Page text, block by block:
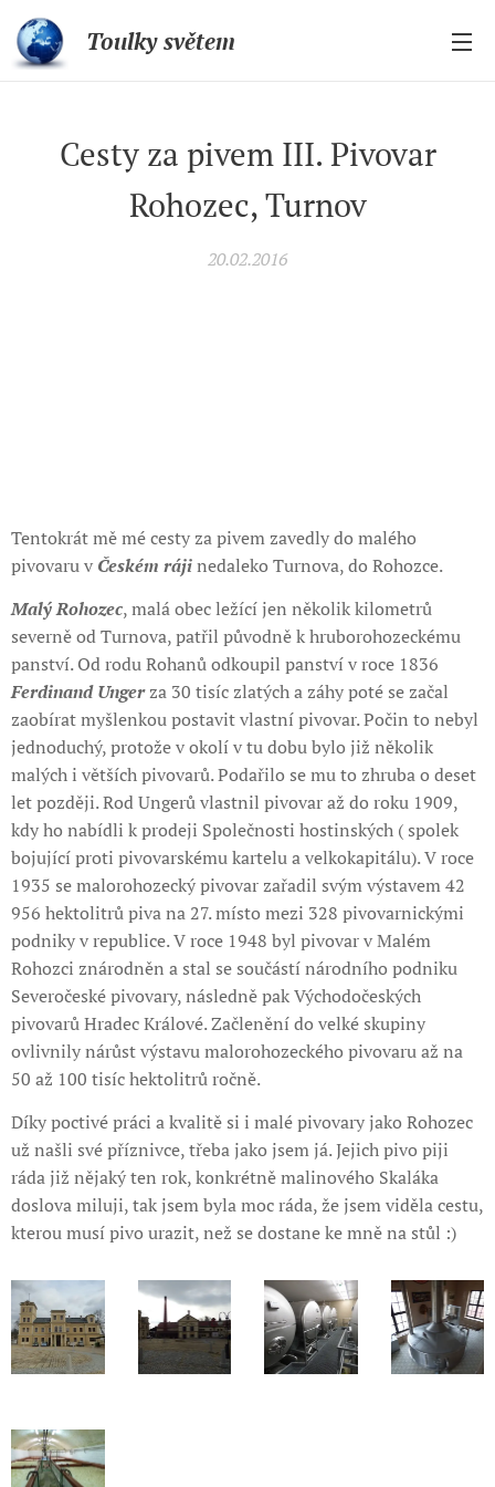
Toulky světem
Cesty za pivem III. Pivovar
Rohozec, Turnov
20.02.2016
Tentokrát mě mé cesty za pivem zavedly do malého
pivovaru v Českém rájinedaleko Turnova, do Rohozce.
Malý Rohozec, malá obec ležící jen několik kilometrů
severně od Turnova, patřil původně k hruborohozeckému
panství. Od rodu Rohanů odkoupil panství v roce 1836
Ferdinand Ungerza 30 tisíc zlatých a záhy poté se začal
zaobírat myšlenkou postavit vlastní pivovar. Počin to nebyl
jednoduchý, protože v okolí v tu dobu bylo již několik
malých i větších pivovarů. Podařilo se mu to zhruba o deset
let později. Rod Ungerů vlastnil pivovar až do roku 1909,
kdy ho nabídli k prodeji Společnosti hostinských ( spolek
bojující proti pivovarskému kartelu a velkokapitálu). V roce
1935 se malorohozecký pivovar zařadil svým výstavem 42
956 hektolitrů piva na 27. místo mezi 328 pivovarnickými
podniky v republice. V roce 1948 byl pivovar v Malém
Rohozci znárodněn a stal se součástí národního podniku
Severočeské pivovary, následně pak Východočeských
pivovarů Hradec Králové. Začlenění do velké skupiny
ovlivnily nárůst výstavu malorohozeckého pivovaru až na
50 až 100 tisíc hektolitrů ročně.
Díky poctivé práci a kvalitě si i malé pivovary jako Rohozec
už našli své příznivce, třeba jako jsem já. Jejich pivo piji
ráda již nějaký ten rok, konkrétně malinového Skaláka
doslova miluji, tak jsem byla moc ráda, že jsem viděla cestu,
kterou musí pivo urazit, než se dostane ke mně na stůl :)